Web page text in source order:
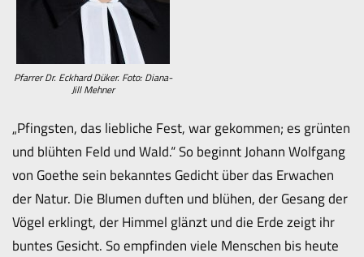
Pfarrer Dr. Eckhard Düker. Foto: Diana-
Jill Mehner
„Pfingsten, das liebliche Fest, war gekommen; es grünten
und blühten Feld und Wald.“ So beginnt Johann Wolfgang
von Goethe sein bekanntes Gedicht über das Erwachen
der Natur. Die Blumen duften und blühen, der Gesang der
Vögel erklingt, der Himmel glänzt und die Erde zeigt ihr
buntes Gesicht. So empfinden viele Menschen bis heute